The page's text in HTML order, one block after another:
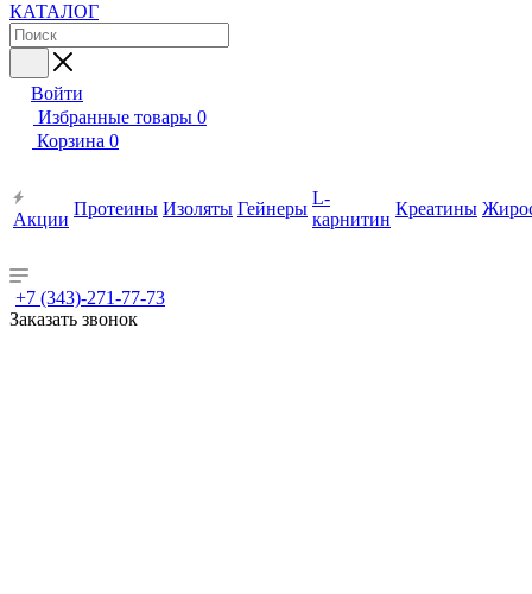
КАТАЛОГ
Войти
Избранные товары 0
Корзина 0
Акции
Протеины Изоляты Гейнеры
L-
карнитин
Креатины
+7 (343)-271-77-73
Заказать звонок